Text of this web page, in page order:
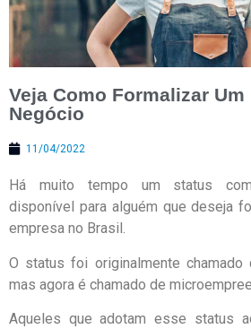
Veja Como Formalizar Um
Negócio
11/04/2022
Há muito tempo um status
disponível para alguém que deseja
empresa no Brasil.
O status foi originalmente chamado
mas agora é chamado de
Aqueles que adotam esse status